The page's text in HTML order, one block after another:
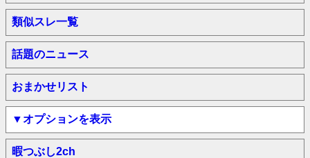
類似スレ一覧
話題のニュース
おまかせリスト
▼オプションを表示
暇つぶし2ch